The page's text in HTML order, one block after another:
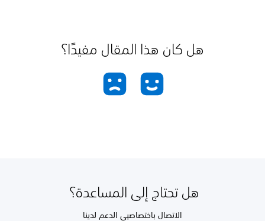
هل كان هذا المقال مفيدًا؟
هل تحتاج إلى المساعدة؟
الاتصال باختصاصيي الدعم لدينا